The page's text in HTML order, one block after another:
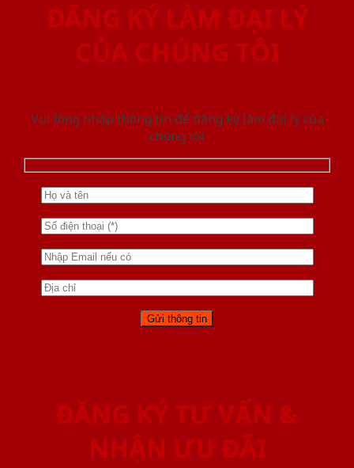
ĐĂNG KÝ LÀM ĐẠI LÝ
CỦA CHÚNG TÔI
Vui lòng nhập thông tin để đăng ký làm đại lý của
chúng tôi
ĐĂNG KÝ TƯ VẤN &
NHẬN ƯU ĐÃI